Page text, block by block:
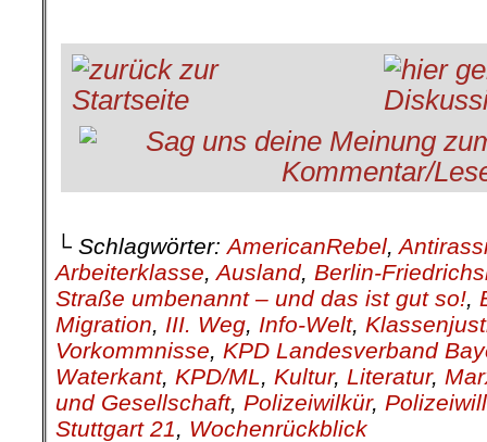
└ Schlagwörter:AmericanRebel,
Arbeiterklasse,Ausland, Berlin-
Straße umbenannt – und das ist gut so!,
Migration, III. Weg, Info-Welt,
Vorkommnisse, KPD Landesverband
Waterkant, KPD/ML, Kultur, Literatur,
und Gesellschaft, Polizeiwilkür,
Stuttgart 21, Wochenrückblick